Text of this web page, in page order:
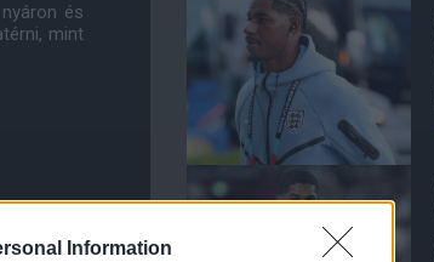
Information
és
mint